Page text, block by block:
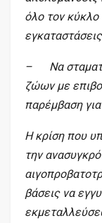
όλο τον
– Να
ζώων με
παρέμβαση
Η κρίση που
την
βάσεις να